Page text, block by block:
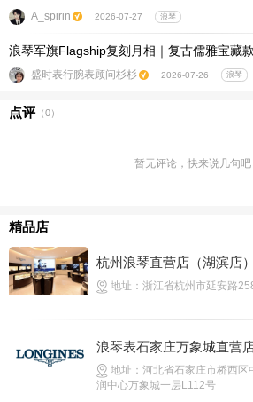
A_spirin 2026-07-27 浪琴
浪琴军旗Flagship复刻月相｜复古儒雅宝藏款
盛时表行腕表顾问杉杉 2026-07-26 浪琴
点评（0）
暂无评论，快来说几句吧
精品店
杭州浪琴直营店（湖滨店）
地址：浙江省杭州市延安路
浪琴表石家庄万象城直营
地址：河北省石家庄市桥西区
润中心万象城一层L112号